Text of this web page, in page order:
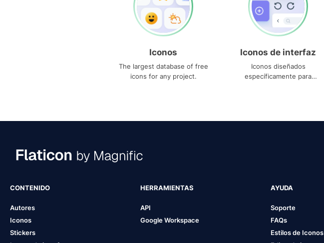
Iconos
The largest database of free
icons for any project.
Iconos de interfaz
Iconos diseñados
específicamente para
CONTENIDO
Autores
Iconos
Stickers
HERRAMIENTAS
API
Google Workspace
AYUDA
Soporte
FAQs
Estilos de Iconos